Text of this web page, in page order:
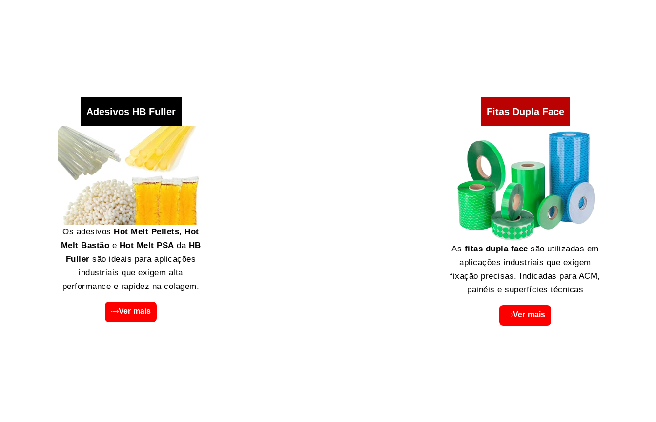
Adesivos HB Fuller
Os adesivos Hot Melt Pellets, Hot
Melt Bastão e Hot Melt PSA da HB
Fuller são ideais para aplicações
industriais que exigem alta
performance e rapidez na colagem.
Ver mais
Fitas Dupla Face
As fitas dupla face são utilizadas em
aplicações industriais que exigem
fixação precisas. Indicadas para ACM,
painéis e superfícies técnicas
Ver mais